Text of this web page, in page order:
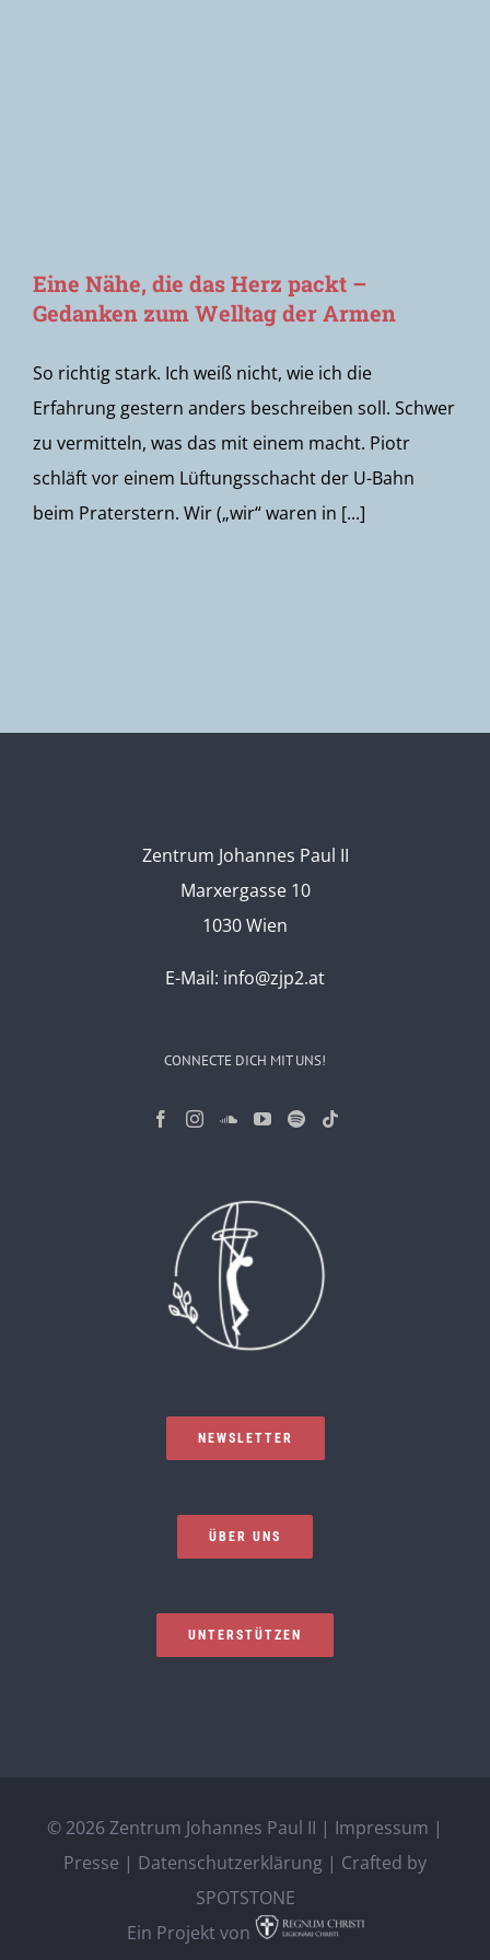
Eine Nähe, die das Herz packt –
Gedanken zum Welltag der Armen
So richtig stark. Ich weiß nicht, wie ich die
Erfahrung gestern anders beschreiben soll. Schwer
zu vermitteln, was das mit einem macht. Piotr
schläft vor einem Lüftungsschacht der U-Bahn
beim Praterstern. Wir („wir“ waren in [...]
Zentrum Johannes Paul II
Marxergasse 10
1030 Wien
E-Mail: info@zjp2.at
CONNECTE DICH MIT UNS!
NEWSLETTER
ÜBER UNS
UNTERSTÜTZEN
© 2026 Zentrum Johannes Paul II | Impressum |
Presse | Datenschutzerklärung | Crafted by
SPOTSTONE
Ein Projekt von